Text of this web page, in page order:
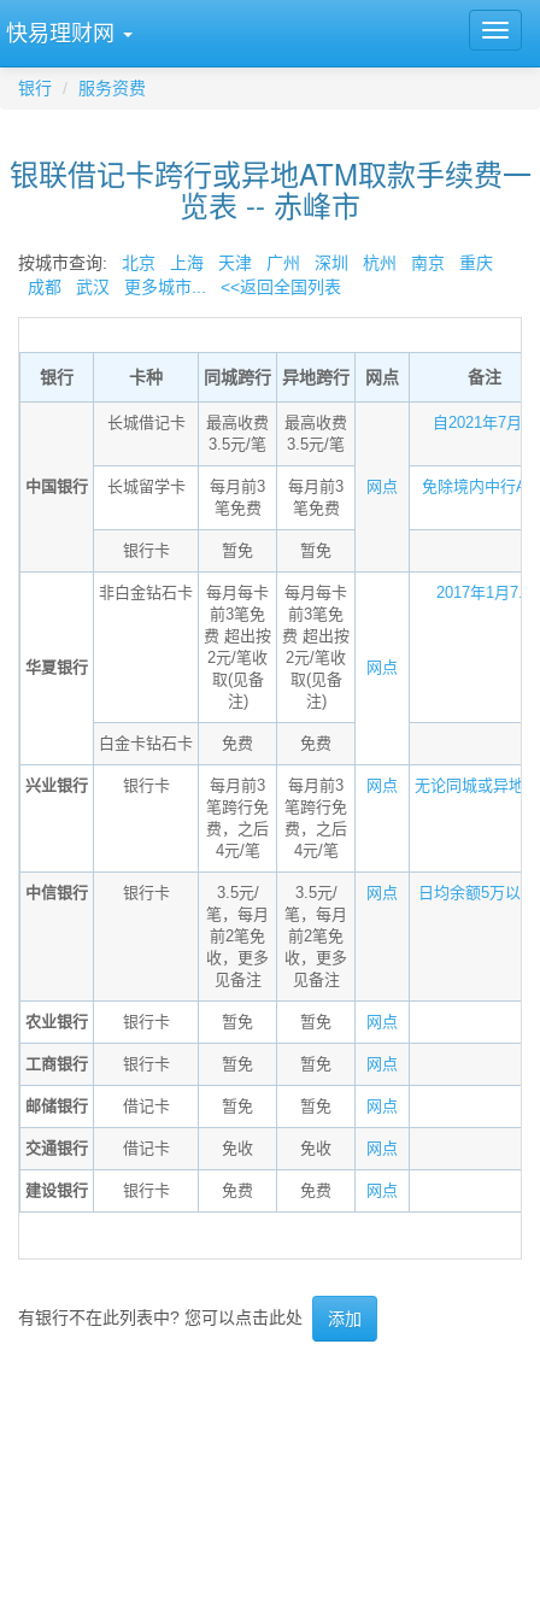
快易理财网
银行 服务资费
银联借记卡跨行或异地ATM取款手续费一
览表 -- 赤峰市
按城市查询: 北京 上海 天津 广州 深圳 杭州 南京
重庆
成都
武汉 更多城市... <<返回全国列表
银行 卡种 同城跨行 异地跨行 网点 备注
中国银行
长城借记卡
最高收费
3.5元/笔
最高收费
3.5元/笔
网点
自2021年7月...
长城留学卡
每月前3
笔免费
每月前3
笔免费
免除境内中行
银行卡 暂免 暂免
华夏银行
非白金钻石卡
每月每卡
前3笔免
费 超出按
2元/笔收
取(见备
注)
每月每卡
前3笔免
费 超出按
2元/笔收
取(见备
注)
网点
2017年1月7...
白金卡钻石卡 免费 免费
兴业银行 银行卡
每月前3
笔跨行免
费，之后
4元/笔
每月前3
笔跨行免
费，之后
4元/笔
网点 无论同城或异地
中信银行 银行卡
3.5元/
笔，每月
前2笔免
收，更多
见备注
3.5元/
笔，每月
前2笔免
收，更多
见备注
网点 日均余额5万以
农业银行 银行卡 暂免 暂免 网点
工商银行 银行卡 暂免 暂免 网点
邮储银行 借记卡 暂免 暂免 网点
交通银行 借记卡 免收 免收 网点
建设银行 银行卡 免费 免费 网点
有银行不在此列表中? 您可以点击此处 添加